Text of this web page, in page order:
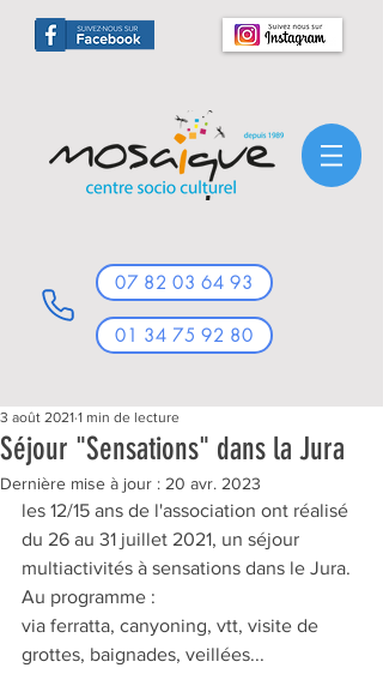
07 82 03 64 93
01 34 75 92 80
Séjour "Sensations" dans la Jura
3 août 2021 1 min de lecture
Dernière mise à jour : 20 avr. 2023
les 12/15 ans de l'association ont réalisé
du 26 au 31 juillet 2021, un séjour
multiactivités à sensations dans le Jura.
Au programme :
via ferratta, canyoning, vtt, visite de
grottes, baignades, veillées...